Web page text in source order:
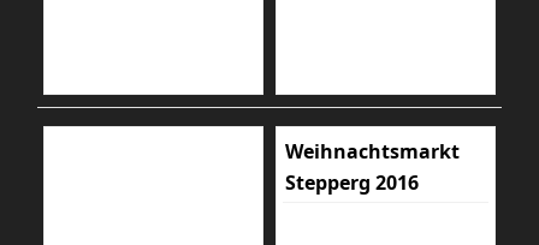
Weihnachtsmarkt
Stepperg 2016